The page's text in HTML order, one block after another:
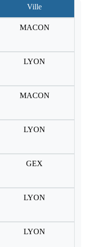
Ville
MACON
LYON
MACON
LYON
GEX
LYON
LYON